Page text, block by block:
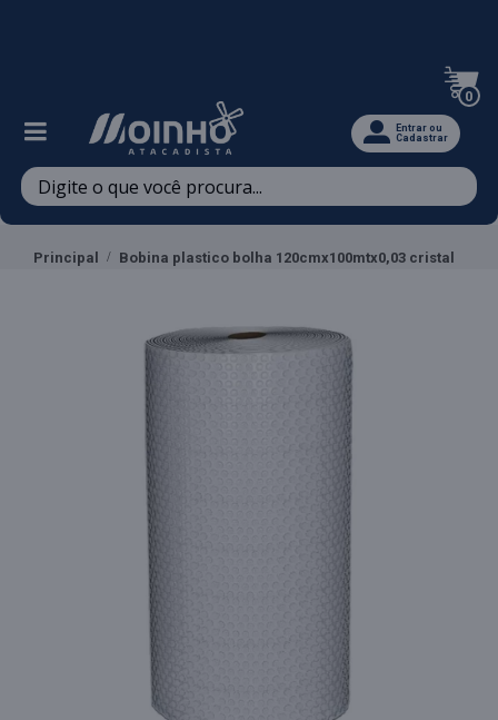
0
Entrar ou
Cadastrar
Principal Bobina plastico bolha 120cmx100mtx0,03 cristal